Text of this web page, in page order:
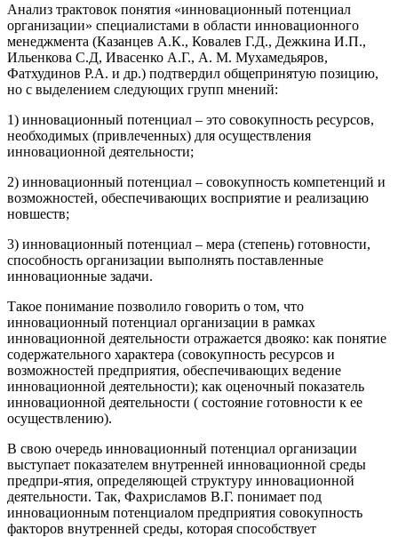
Анализ трактовок понятия «инновационный потенциал
организации» специалистами в области инновационного
менеджмента (Казанцев А.К., Ковалев Г.Д., Дежкина И.П.,
Ильенкова С.Д, Ивасенко А.Г., А. М. Мухамедьяров,
Фатхудинов Р.А. и др.) подтвердил общепринятую позицию,
но с выделением следующих групп мнений:
1) инновационный потенциал – это совокупность ресурсов,
необходимых (привлеченных) для осуществления
инновационной деятельности;
2) инновационный потенциал – совокупность компетенций и
возможностей, обеспечивающих восприятие и реализацию
новшеств;
3) инновационный потенциал – мера (степень) готовности,
способность организации выполнять поставленные
инновационные задачи.
Такое понимание позволило говорить о том, что
инновационный потенциал организации в рамках
инновационной деятельности отражается двояко: как понятие
содержательного характера (совокупность ресурсов и
возможностей предприятия, обеспечивающих ведение
инновационной деятельности); как оценочный показатель
инновационной деятельности ( состояние готовности к ее
осуществлению).
В свою очередь инновационный потенциал организации
выступает показателем внутренней инновационной среды
предпри-ятия, определяющей структуру инновационной
деятельности. Так, Фахрисламов В.Г. понимает под
инновационным потенциалом предприятия совокупность
факторов внутренней среды, которая способствует